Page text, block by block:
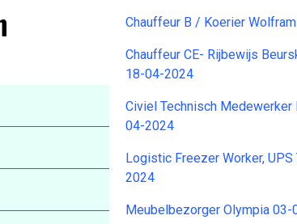
Chauffeur B / Koerier
Chauffeur CE- Rijbewijs
18-04-2024
Civiel Technisch Medewerker
04-2024
Logistic Freezer Worker,
2024
Meubelbezorger Olympia 03-